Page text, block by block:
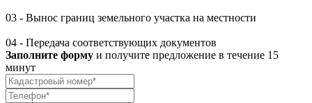
03 - Вынос границ земельного участка на местности
04 - Передача соответствующих документов
Заполните форму и получите предложение в течение 15
минут